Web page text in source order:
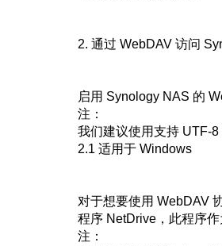
2. 通过 WebDAV 访问
启用 Synology NAS 的
注：
我们建议使用支持 UTF-8
2.1 适用于 Windows
对于想要使用 WebDAV
程序 NetDrive，此程序
注：